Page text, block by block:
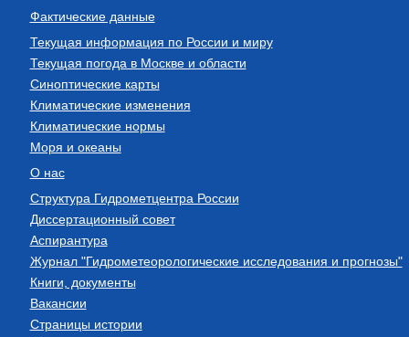
Фактические данные
Текущая информация по России и миру
Текущая погода в Москве и области
Синоптические карты
Климатические изменения
Климатические нормы
Моря и океаны
О нас
Структура Гидрометцентра России
Диссертационный совет
Аспирантура
Журнал "Гидрометеорологические исследования и прогнозы"
Книги, документы
Вакансии
Страницы истории